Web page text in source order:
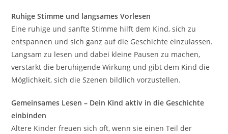
Ruhige Stimme und langsames Vorlesen
Eine ruhige und sanfte Stimme hilft dem Kind, sich zu
entspannen und sich ganz auf die Geschichte einzulassen.
Langsam zu lesen und dabei kleine Pausen zu machen,
verstärkt die beruhigende Wirkung und gibt dem Kind die
Möglichkeit, sich die Szenen bildlich vorzustellen.
Gemeinsames Lesen – Dein Kind aktiv in die Geschichte
einbinden
Ältere Kinder freuen sich oft, wenn sie einen Teil der